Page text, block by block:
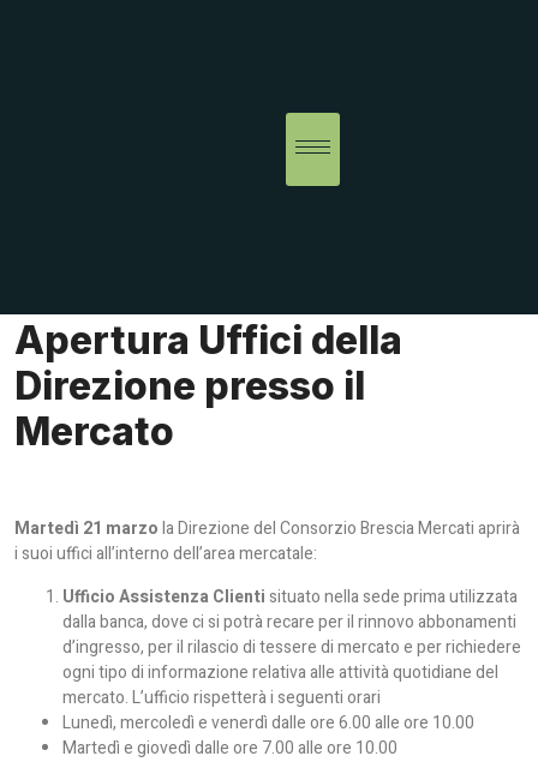
Apertura Uffici della
Direzione presso il
Mercato
Martedì 21 marzola Direzione del Consorzio Brescia Mercati aprirà
i suoi uffici all’interno dell’area mercatale:
UfficioAssistenza Clientisituato nella sede prima utilizzata
dalla banca, dove ci si potrà recare per il rinnovo abbonamenti
d’ingresso, per il rilascio di tessere di mercato e per richiedere
ogni tipo di informazione relativa alle attività quotidiane del
mercato. L’ufficio rispetterà i seguenti orari
Lunedì, mercoledì e venerdì dalle ore 6.00 alle ore 10.00
Martedì e giovedì dalle ore 7.00 alle ore 10.00